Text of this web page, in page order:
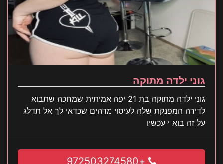
גוני ילדה מתוקה
גוני ילדה מתוקה בת 21 יפה אמיתית שמחכה שתבוא
לדירה המפנקת שלה לעיסוי מדהים שכדאי לך אל תדלג
על זה בוא י עכשיו
+972503274580